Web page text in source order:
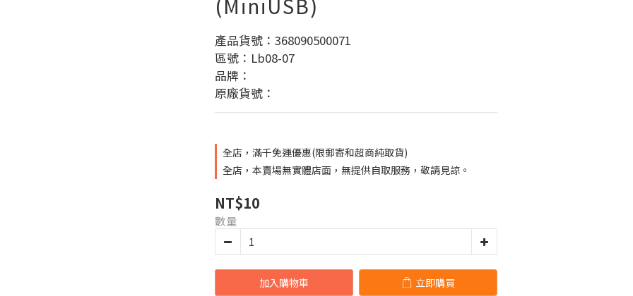
(MiniUSB)
產品貨號：368090500071
區號：Lb08-07
品牌：
原廠貨號：
全店，滿千免運優惠(限郵寄和超商純取貨)
全店，本賣場無實體店面，無提供自取服務，敬請見諒。
NT$10
數量
加入購物車 立即購買